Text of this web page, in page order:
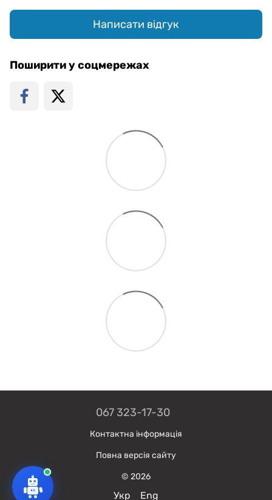
Написати відгук
Поширити у соцмережах
067 323-17-30
Контактна інформація
Повна версія сайту
© 2026
Укр Eng